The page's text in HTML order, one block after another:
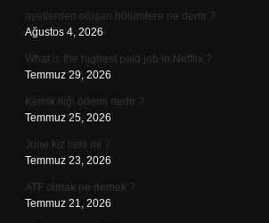
ayetlerden oluşan bölümlere ne denir ?
Ağustos 4, 2026
What is the highest paid job in Netflix ?
Temmuz 29, 2026
Kemik iliği ödemi nedir ?
Temmuz 25, 2026
June kız ismi mi ?
Temmuz 23, 2026
ATF olmak ne demek ?
Temmuz 21, 2026